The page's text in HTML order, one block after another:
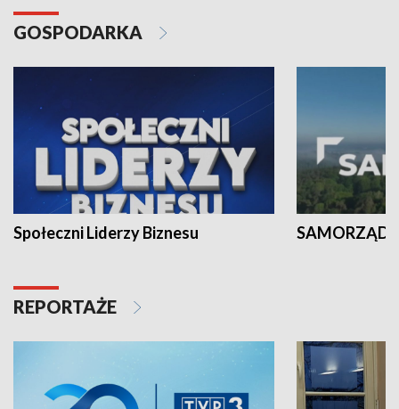
GOSPODARKA
Społeczni Liderzy Biznesu SAMORZĄD
REPORTAŻE